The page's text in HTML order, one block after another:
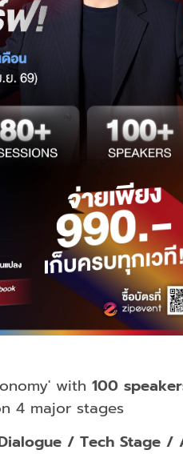
with 100
4 major stages
/ Tech Stage /